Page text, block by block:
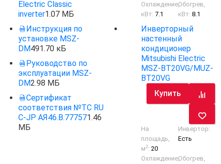
Electric Classic
inverter1.07 МБ
Инструкция по
установке MSZ-
DM491.70 кБ
Руководство по
эксплуатации MSZ-
DM2.98 МБ
Сертификат
соответствия №TC RU
C-JP АЯ46.В.777571.46
МБ
Охлаждение,
кВт:7.1
Обогрев,
кВт:8.1
Инверторный
настенный
кондиционер
Mitsubishi Electric
MSZ-BT20VG/MUZ-
BT20VG
Купить
На
площадь,
м2:20
Инвертор:
Есть
Охлаждение,Обогрев,